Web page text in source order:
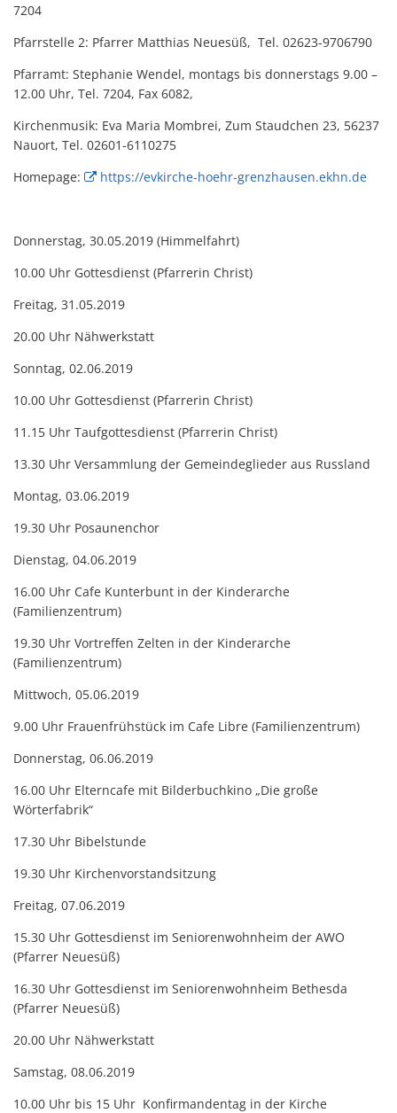
7204
Pfarrstelle 2: Pfarrer Matthias Neuesüß, Tel. 02623-9706790
Pfarramt: Stephanie Wendel, montags bis donnerstags 9.00 –
12.00 Uhr, Tel. 7204, Fax 6082,
Kirchenmusik: Eva Maria Mombrei, Zum Staudchen 23, 56237
Nauort, Tel. 02601-6110275
Homepage:
https://evkirche-hoehr-grenzhausen.ekhn.de
Donnerstag, 30.05.2019 (Himmelfahrt)
10.00 Uhr Gottesdienst (Pfarrerin Christ)
Freitag, 31.05.2019
20.00 Uhr Nähwerkstatt
Sonntag, 02.06.2019
10.00 Uhr Gottesdienst (Pfarrerin Christ)
11.15 Uhr Taufgottesdienst (Pfarrerin Christ)
13.30 Uhr Versammlung der Gemeindeglieder aus Russland
Montag, 03.06.2019
19.30 Uhr Posaunenchor
Dienstag, 04.06.2019
16.00 Uhr Cafe Kunterbunt in der Kinderarche
(Familienzentrum)
19.30 Uhr Vortreffen Zelten in der Kinderarche
(Familienzentrum)
Mittwoch, 05.06.2019
9.00 Uhr Frauenfrühstück im Cafe Libre (Familienzentrum)
Donnerstag, 06.06.2019
16.00 Uhr Elterncafe mit Bilderbuchkino „Die große
Wörterfabrik“
17.30 Uhr Bibelstunde
19.30 Uhr Kirchenvorstandsitzung
Freitag, 07.06.2019
15.30 Uhr Gottesdienst im Seniorenwohnheim der AWO
(Pfarrer Neuesüß)
16.30 Uhr Gottesdienst im Seniorenwohnheim Bethesda
(Pfarrer Neuesüß)
20.00 Uhr Nähwerkstatt
Samstag, 08.06.2019
10.00 Uhr bis 15 Uhr Konfirmandentag in der Kirche